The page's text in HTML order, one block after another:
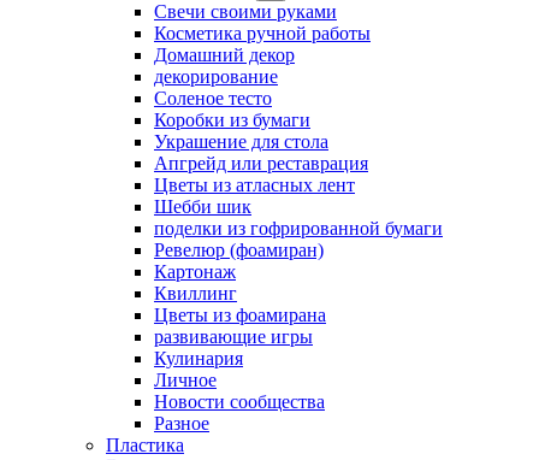
Свечи своими руками
Косметика ручной работы
Домашний декор
декорирование
Соленое тесто
Коробки из бумаги
Украшение для стола
Апгрейд или реставрация
Цветы из атласных лент
Шебби шик
поделки из гофрированной бумаги
Ревелюр (фоамиран)
Картонаж
Квиллинг
Цветы из фоамирана
развивающие игры
Кулинария
Личное
Новости сообщества
Разное
Пластика